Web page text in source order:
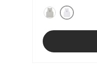
HierroBlanco